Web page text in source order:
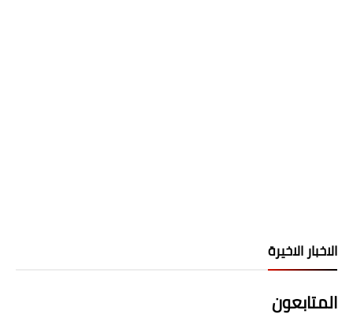
الاخبار الاخيرة
المتابعون